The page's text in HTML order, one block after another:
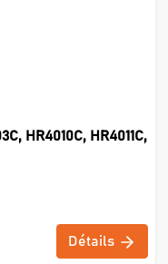
HR4010C, HR4011C,
Détails